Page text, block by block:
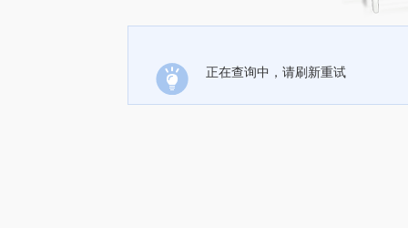
正在查询中，请刷新重试